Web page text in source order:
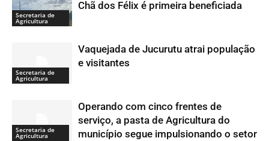
Secretaria de
Agricultura
Chã dos Félix é primeira beneficiada
Secretaria de
Agricultura
Vaquejada de Jucurutu atrai população
e visitantes
Secretaria de
Agricultura
Operando com cinco frentes de
serviço, a pasta de Agricultura do
município segue impulsionando o setor